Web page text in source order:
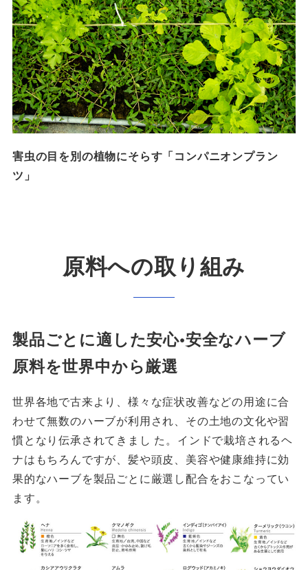
害虫の目を別の植物にそらす「コンパニオンプラン
ツ」
原料への取り組み
製品ごとに適した安心•安全なハーブ
原料を世界中から厳選
世界各地で古来より、様々な症状改善などの用途に合
わせて無数のハーブが利用され、その土地の文化や習
慣となり伝承されてきまし た。インドで栽培されるヘ
ナはもちろんですが、髪や頭皮、美容や健康維持に効
果的なハーブを製品ごとに厳選し配合をおこなってい
ます。